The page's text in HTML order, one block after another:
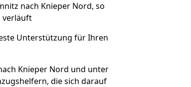
nach Knieper Nord, so
verläuft
Unterstützung für Ihren
Knieper Nord und unter
die sich darauf